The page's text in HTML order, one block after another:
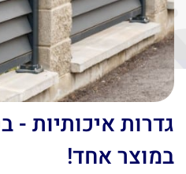
גדרות איכותיות -
במוצר אחד!